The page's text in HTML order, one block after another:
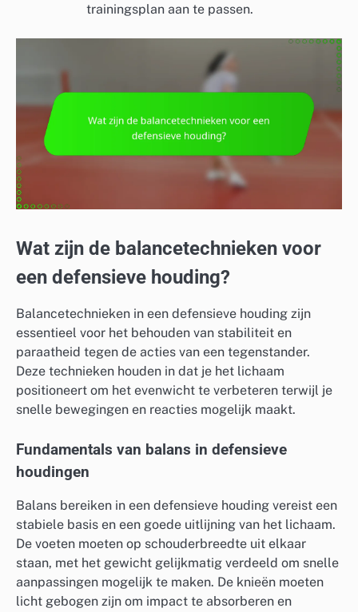
trainingsplan aan te passen.
Wat zijn de balancetechnieken voor
een defensieve houding?
Balancetechnieken in een defensieve houding zijn
essentieel voor het behouden van stabiliteit en
paraatheid tegen de acties van een tegenstander.
Deze technieken houden in dat je het lichaam
positioneert om het evenwicht te verbeteren terwijl je
snelle bewegingen en reacties mogelijk maakt.
Fundamentals van balans in defensieve
houdingen
Balans bereiken in een defensieve houding vereist een
stabiele basis en een goede uitlijning van het lichaam.
De voeten moeten op schouderbreedte uit elkaar
staan, met het gewicht gelijkmatig verdeeld om snelle
aanpassingen mogelijk te maken. De knieën moeten
licht gebogen zijn om impact te absorberen en